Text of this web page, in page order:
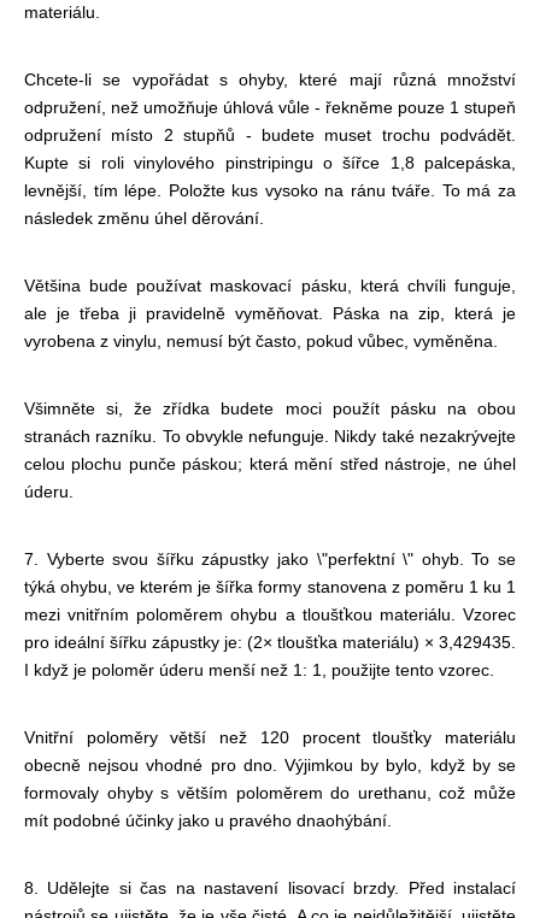
materiálu.
Chcete-li se vypořádat s ohyby, které mají různá množství
odpružení, než umožňuje úhlová vůle - řekněme pouze 1 stupeň
odpružení místo 2 stupňů - budete muset trochu podvádět.
Kupte si roli vinylového pinstripingu o šířce 1,8 palcepáska,
levnější, tím lépe. Položte kus vysoko na ránu tváře. To má za
následek změnu úhel děrování.
Většina bude používat maskovací pásku, která chvíli funguje,
ale je třeba ji pravidelně vyměňovat. Páska na zip, která je
vyrobena z vinylu, nemusí být často, pokud vůbec, vyměněna.
Všimněte si, že zřídka budete moci použít pásku na obou
stranách razníku. To obvykle nefunguje. Nikdy také nezakrývejte
celou plochu punče páskou; která mění střed nástroje, ne úhel
úderu.
7. Vyberte svou šířku zápustky jako \"perfektní \" ohyb. To se
týká ohybu, ve kterém je šířka formy stanovena z poměru 1 ku 1
mezi vnitřním poloměrem ohybu a tloušťkou materiálu. Vzorec
pro ideální šířku zápustky je: (2× tloušťka materiálu) × 3,429435.
I když je poloměr úderu menší než 1: 1, použijte tento vzorec.
Vnitřní poloměry větší než 120 procent tloušťky materiálu
obecně nejsou vhodné pro dno. Výjimkou by bylo, když by se
formovaly ohyby s větším poloměrem do urethanu, což může
mít podobné účinky jako u pravého dnaohýbání.
8. Udělejte si čas na nastavení lisovací brzdy. Před instalací